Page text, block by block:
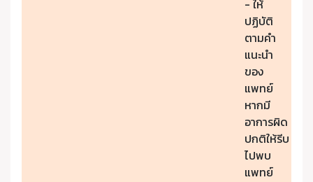
- ให้
ปฏิบัติ
ตามคำ
แนะนำ
ของ
แพทย์
หากมี
อาการผิด
ปกติให้รีบ
ไปพบ
แพทย์